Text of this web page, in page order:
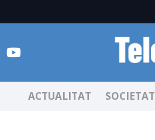
ACTUALITAT SOCIETAT